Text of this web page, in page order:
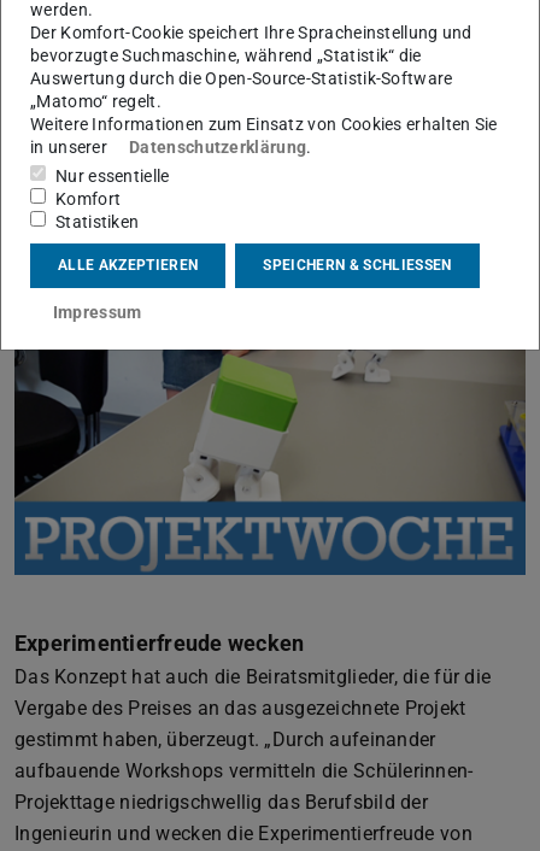
werden daher von mindestens einer Wissenschaftlerin des
Fachbereichs etit begleitet.
Wie sind die Projekttage entstanden, was sagen
Teilnehmerinnen und welche Pläne gibt es für die
Zukunft?
zum Interview mit den Preisträgerinnen
Experimentierfreude wecken
Das Konzept hat auch die Beiratsmitglieder, die für die
Vergabe des Preises an das ausgezeichnete Projekt
gestimmt haben, überzeugt. „Durch aufeinander
aufbauende Workshops vermitteln die Schülerinnen-
Projekttage niedrigschwellig das Berufsbild der
Ingenieurin und wecken die Experimentierfreude von
werden.
Der Komfort-Cookie speichert Ihre Spracheinstellung und
bevorzugte Suchmaschine, während „Statistik“ die
Auswertung durch die Open-Source-Statistik-Software
„Matomo“ regelt.
Weitere Informationen zum Einsatz von Cookies erhalten Sie
in unserer
Datenschutzerklärung.
Nur essentielle
Komfort
Statistiken
ALLE AKZEPTIEREN SPEICHERN & SCHLIESSEN
Impressum